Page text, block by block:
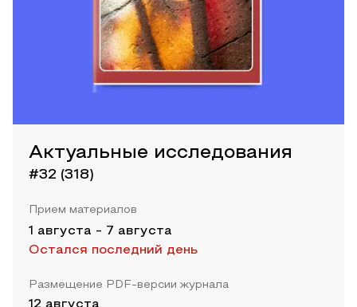
Актуальные исследования
#32 (318)
Прием материалов
1 августа - 7 августа
Остался последний день
Размещение PDF-версии журнала
12 августа